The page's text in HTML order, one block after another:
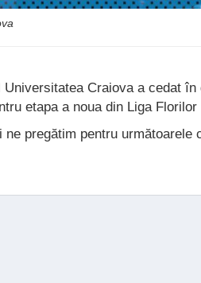
Universitatea Craiova a cedat
etapa a noua din Liga Florilor
pregătim pentru următoarele